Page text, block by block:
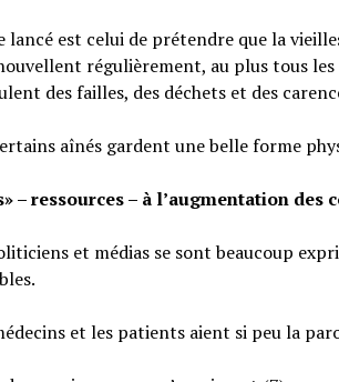
est celui de prétendre que la
régulièrement, au plus tous
des failles, des déchets et des
aînés gardent une belle forme
– ressources – à l’augmentation des
et médias se sont beaucoup
et les patients aient si peu la